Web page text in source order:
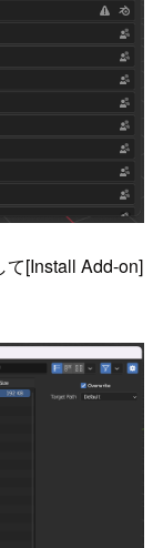
[Install Add-on]